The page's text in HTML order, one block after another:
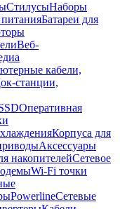
СтилусыНаборы
Батареи для
Веб-
кабели,
станции,
Оперативная
Корпуса для
Аксессуары
накопителейСетевое
Wi-Fi точки
PowerlineСетевые